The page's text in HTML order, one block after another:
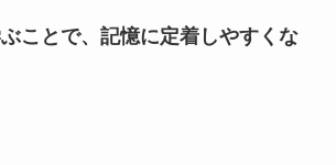
ことで、記憶に定着しやすくな